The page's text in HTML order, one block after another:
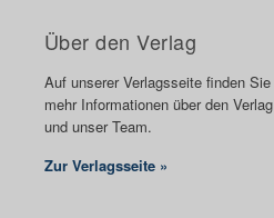
Über den Verlag
Auf unserer Verlagsseite finden Sie
mehr Informationen über den Verlag
und unser Team.
Zur Verlagsseite »